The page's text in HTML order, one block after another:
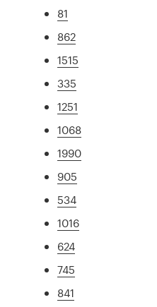
81
862
1515
335
1251
1068
1990
905
534
1016
624
745
841